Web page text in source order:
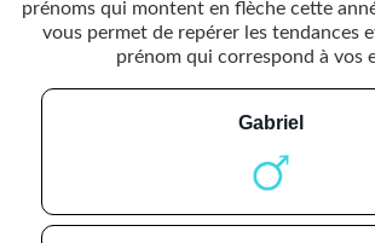
prénoms qui montent en flèche cette
vous permet de repérer les tendances
prénom qui correspond à vos
gabriel